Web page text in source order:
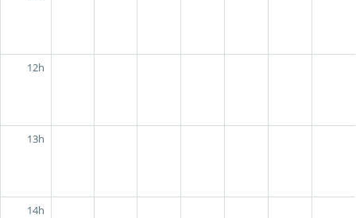
12h
13h
14h